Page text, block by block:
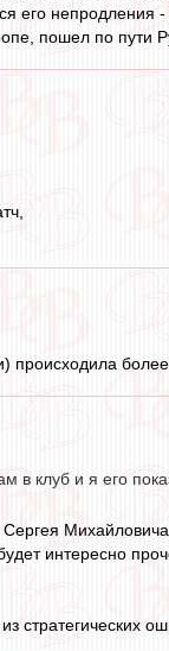
его непродления
пошел по пути
происходила
в клуб и я его
интересно
стратегических